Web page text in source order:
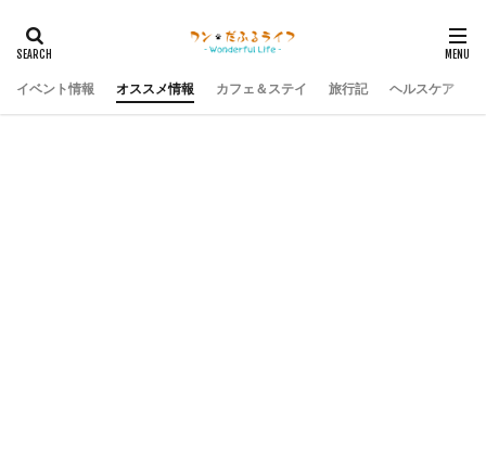
イベント情報 オススメ情報 カフェ＆ステイ 旅行記 ヘルスケア